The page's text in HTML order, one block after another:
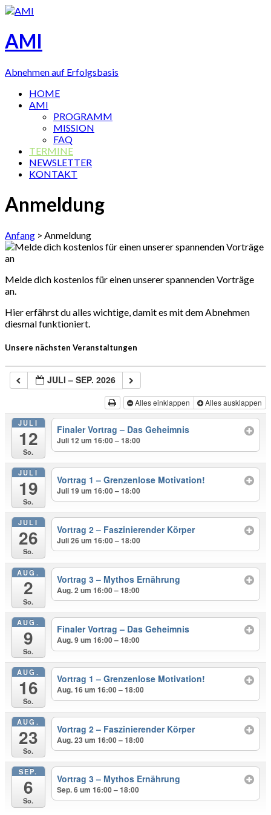
AMI
Abnehmen auf Erfolgsbasis
HOME
AMI
PROGRAMM
MISSION
FAQ
TERMINE
NEWSLETTER
KONTAKT
Anmeldung
Anfang > Anmeldung
Melde dich kostenlos für einen unserer spannenden Vorträge
an.
Hier erfährst du alles wichtige, damit es mit dem Abnehmen
diesmal funktioniert.
Unsere nächsten Veranstaltungen
JULI – SEP. 2026
Alles einklappen Alles ausklappen
JULI
12
So.
Finaler Vortrag – Das Geheimnis
Juli 12 um 16:00 – 18:00
JULI
19
So.
Vortrag 1 – Grenzenlose Motivation!
Juli 19 um 16:00 – 18:00
JULI
26
So.
Vortrag 2 – Faszinierender Körper
Juli 26 um 16:00 – 18:00
AUG.
2
So.
Vortrag 3 – Mythos Ernährung
Aug. 2 um 16:00 – 18:00
AUG.
9
So.
Finaler Vortrag – Das Geheimnis
Aug. 9 um 16:00 – 18:00
AUG.
16
So.
Vortrag 1 – Grenzenlose Motivation!
Aug. 16 um 16:00 – 18:00
AUG.
23
So.
Vortrag 2 – Faszinierender Körper
Aug. 23 um 16:00 – 18:00
SEP.
6
So.
Vortrag 3 – Mythos Ernährung
Sep. 6 um 16:00 – 18:00